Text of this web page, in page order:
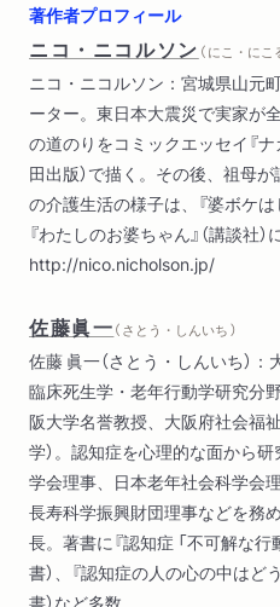
齢者向け住宅（サ高住）はサービ
か？／「死んだ魚の目」に注意
第３章 本人が施設を嫌がって
入居時不適応で起きる周辺症状
／言葉が荒くなるのは、職員と
記憶障害の仕組み／虐待の兆候
入居時不適応はＳＯＳでもある
「施設に入れてしまった」と思わ
設で問題を起こしたらどうなる
気がします／食事の悩み、おや
喜ばれること／しょっちゅう呼
との適切な距離感とは？／全員
第５章 この罪悪感が消えるの
入居半年後以降の周辺症状／学
本人の「望みが叶う」体験をす
合い方／面会したってどうせわか
著作者プロフィール
ニコ・ニコルソン （ にこ・にこ
ニコ・ニコルソン：宮城県山元
ーター。東日本大震災で実家が
の道のりをコミックエッセイ『ナ
田出版）で描く。その後、祖母
の介護生活の様子は、『婆ボケは
『わたしのお婆ちゃん』（講談社）
http://nico.nicholson.jp/
佐藤眞一（ さとう・しんいち ）
佐藤 眞一（さとう・しんいち）
臨床死生学・老年行動学研究分
阪大学名誉教授、大阪府社会福
学）。認知症を心理的な面から
学会理事、日本老年社会科学会
長寿科学振興財団理事などを務
長。著書に『認知症 「不可解な行
書）、『認知症の人の心の中はど
書）など多数。